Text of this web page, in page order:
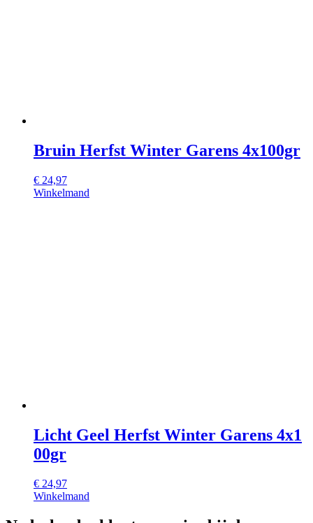
Bruin Herfst Winter Garens 4x100gr
€ 24,97
Winkelmand
Licht Geel Herfst Winter Garens 4x1
00gr
€ 24,97
Winkelmand